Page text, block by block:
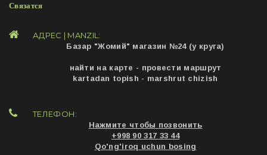
Связатся
АДРЕС | MANZIL:
Базар "Жомий" магазин №24 (у круга)
найти на карте - провести маршрут
kartadan topish - marshrut chizish
ТЕЛЕФОН:
Нажмите чтобы позвонить
+998 90 317 33 44
Qo'ng'iroq uchun bosing